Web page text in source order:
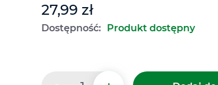
27,99 zł
Dostępność: Produkt dostępny